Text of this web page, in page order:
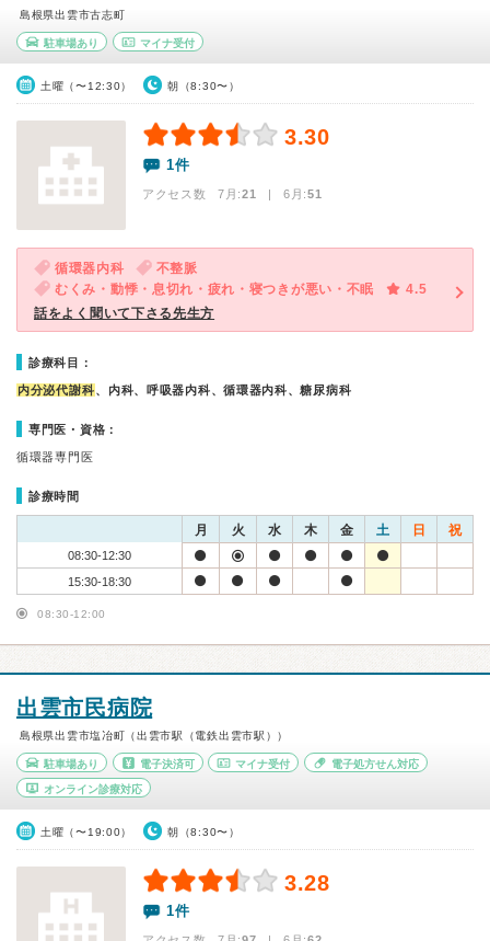
島根県出雲市古志町
駐車場あり マイナ受付
土曜（〜12:30） 朝（8:30〜）
3.30
1件
アクセス数 7月:21 | 6月:51
循環器内科
不整脈
むくみ・動悸・息切れ・疲れ・寝つきが悪い・不眠
4.5
話をよく聞いて下さる先生方
診療科目：
内分泌代謝科、内科、呼吸器内科、循環器内科、糖尿病科
専門医・資格：
循環器専門医
診療時間
月 火 水 木 金 土 日 祝
08:30-12:30
15:30-18:30
08:30-12:00
出雲市民病院
島根県出雲市塩冶町（出雲市駅（電鉄出雲市駅））
駐車場あり 電子決済可 マイナ受付 電子処方せん対応
オンライン診療対応
土曜（〜19:00） 朝（8:30〜）
3.28
1件